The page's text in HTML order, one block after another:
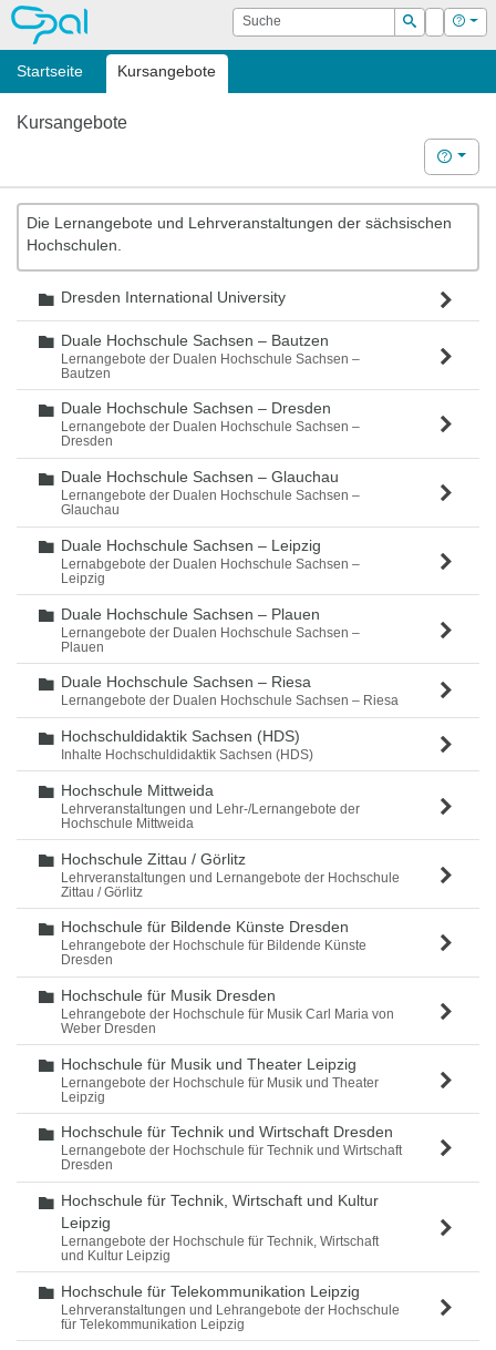
OPAL Suche
Suchen
Login Hilfe
Startseite Kursangebote
Kursangebote
Hilfe
Die Lernangebote und Lehrveranstaltungen der sächsischen
Hochschulen.
Ordner
Dresden International University
Ordner
Duale Hochschule Sachsen – Bautzen
Lernangebote der Dualen Hochschule Sachsen –
Bautzen
Ordner
Duale Hochschule Sachsen – Dresden
Lernangebote der Dualen Hochschule Sachsen –
Dresden
Ordner
Duale Hochschule Sachsen – Glauchau
Lernangebote der Dualen Hochschule Sachsen –
Glauchau
Ordner
Duale Hochschule Sachsen – Leipzig
Lernabgebote der Dualen Hochschule Sachsen –
Leipzig
Ordner
Duale Hochschule Sachsen – Plauen
Lernangebote der Dualen Hochschule Sachsen –
Plauen
Ordner
Duale Hochschule Sachsen – Riesa
Lernangebote der Dualen Hochschule Sachsen – Riesa
Ordner
Hochschuldidaktik Sachsen (HDS)
Inhalte Hochschuldidaktik Sachsen (HDS)
Ordner
Hochschule Mittweida
Lehrveranstaltungen und Lehr-/Lernangebote der
Hochschule Mittweida
Ordner
Hochschule Zittau / Görlitz
Lehrveranstaltungen und Lernangebote der Hochschule
Zittau / Görlitz
Ordner
Hochschule für Bildende Künste Dresden
Lehrangebote der Hochschule für Bildende Künste
Dresden
Ordner
Hochschule für Musik Dresden
Lehrangebote der Hochschule für Musik Carl Maria von
Weber Dresden
Ordner
Hochschule für Musik und Theater Leipzig
Lernangebote der Hochschule für Musik und Theater
Leipzig
Ordner
Hochschule für Technik und Wirtschaft Dresden
Lernangebote der Hochschule für Technik und Wirtschaft
Dresden
Ordner
Hochschule für Technik, Wirtschaft und Kultur
Leipzig
Lernangebote der Hochschule für Technik, Wirtschaft
und Kultur Leipzig
Ordner
Hochschule für Telekommunikation Leipzig
Lehrveranstaltungen und Lehrangebote der Hochschule
für Telekommunikation Leipzig